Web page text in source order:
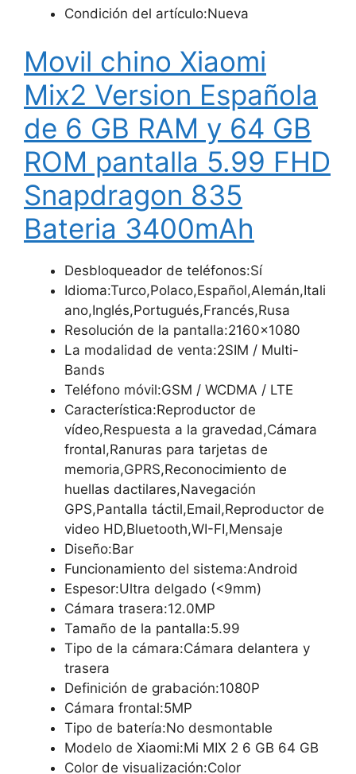
Condición del artículo:Nueva
Movil chino Xiaomi
Mix2 Version Española
de 6 GB RAM y 64 GB
ROM pantalla 5.99 FHD
Snapdragon 835
Bateria 3400mAh
Desbloqueador de teléfonos:Sí
Idioma:Turco,Polaco,Español,Alemán,Itali
ano,Inglés,Portugués,Francés,Rusa
Resolución de la pantalla:2160×1080
La modalidad de venta:2SIM / Multi-
Bands
Teléfono móvil:GSM / WCDMA / LTE
Característica:Reproductor de
vídeo,Respuesta a la gravedad,Cámara
frontal,Ranuras para tarjetas de
memoria,GPRS,Reconocimiento de
huellas dactilares,Navegación
GPS,Pantalla táctil,Email,Reproductor de
video HD,Bluetooth,WI-FI,Mensaje
Diseño:Bar
Funcionamiento del sistema:Android
Espesor:Ultra delgado (<9mm)
Cámara trasera:12.0MP
Tamaño de la pantalla:5.99
Tipo de la cámara:Cámara delantera y
trasera
Definición de grabación:1080P
Cámara frontal:5MP
Tipo de batería:No desmontable
Modelo de Xiaomi:Mi MIX 2 6 GB 64 GB
Color de visualización:Color